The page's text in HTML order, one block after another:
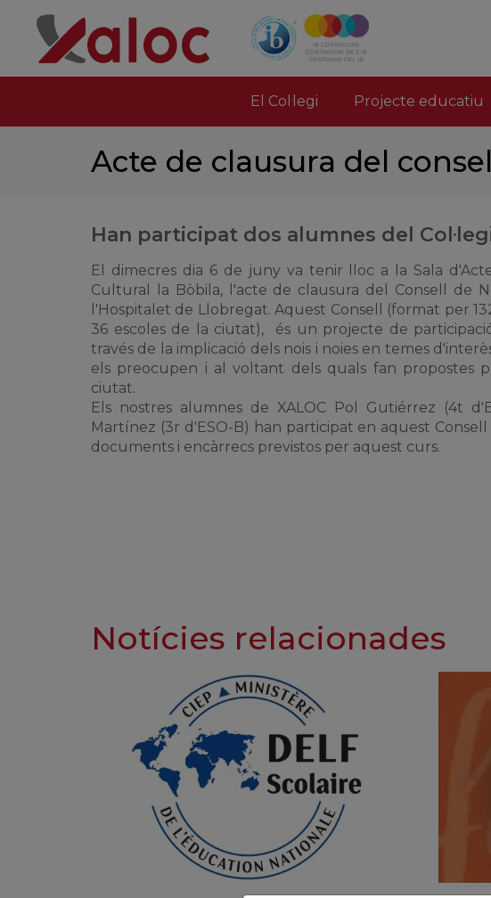
El Col·legi Projecte educatiu
Acte de clausura del
Han participat dos alumnes del
El dimecres dia 6 de juny va tenir lloc a la Sala
Cultural la Bòbila, l'acte de clausura del Consell de
l'Hospitalet de Llobregat. Aquest Consell (format per
36 escoles de la ciutat), és un projecte de
través de la implicació dels nois i noies en temes
els preocupen i al voltant dels quals fan propostes
ciutat.
Els nostres alumnes de XALOC Pol Gutiérrez (4t
Martínez (3r d'ESO-B) han participat en aquest
documents i encàrrecs previstos per aquest curs.
Notícies relacionades